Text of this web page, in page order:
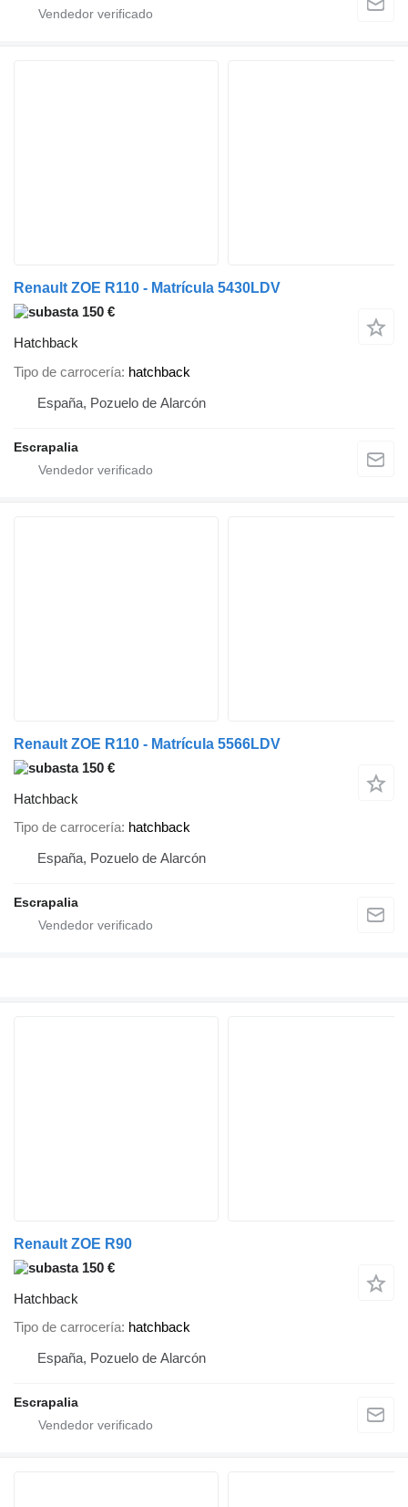
Renault ZOE R110 - Matrícula 5430LDV
150 €
Hatchback
Tipo de carrocería hatchback
España, Pozuelo de Alarcón
Escrapalia
Renault ZOE R110 - Matrícula 5566LDV
150 €
Hatchback
Tipo de carrocería hatchback
España, Pozuelo de Alarcón
Escrapalia
Renault ZOE R90
150 €
Hatchback
Tipo de carrocería hatchback
España, Pozuelo de Alarcón
Escrapalia